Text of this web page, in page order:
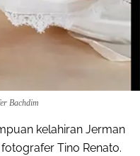
Bachdim
kelahiran Jerman
Tino Renato.